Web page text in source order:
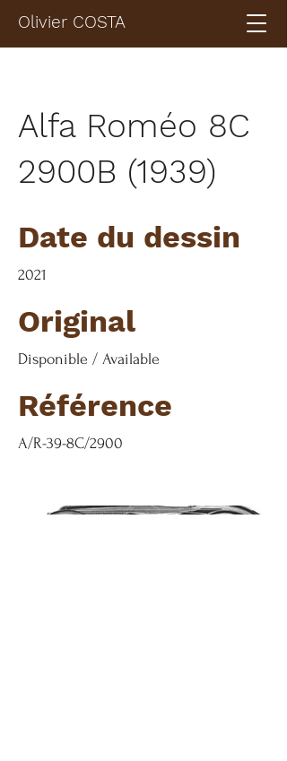
Olivier COSTA
Alfa Roméo 8C
2900B (1939)
Date du dessin
2021
Original
Disponible / Available
Référence
A/R-39-8C/2900